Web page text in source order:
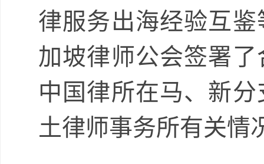
律服务出海经验互
加坡律师公会签署
中国律所在马、新
土律师事务所有关情